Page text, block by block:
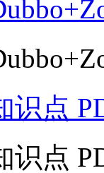
识点
识点